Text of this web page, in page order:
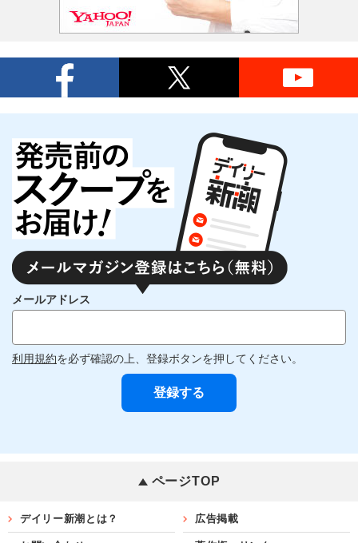
メールアドレス
利用規約を必ず確認の上、登録ボタンを押してください。
ページTOP
デイリー新潮とは？ 広告掲載